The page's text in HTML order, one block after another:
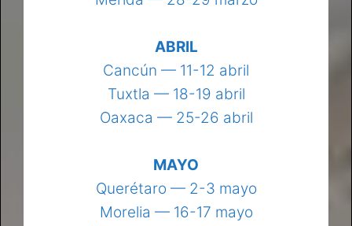
ABRIL
Cancún — 11-12 abril
Tuxtla — 18-19 abril
Oaxaca — 25-26 abril
MAYO
Querétaro — 2-3 mayo
Morelia — 16-17 mayo